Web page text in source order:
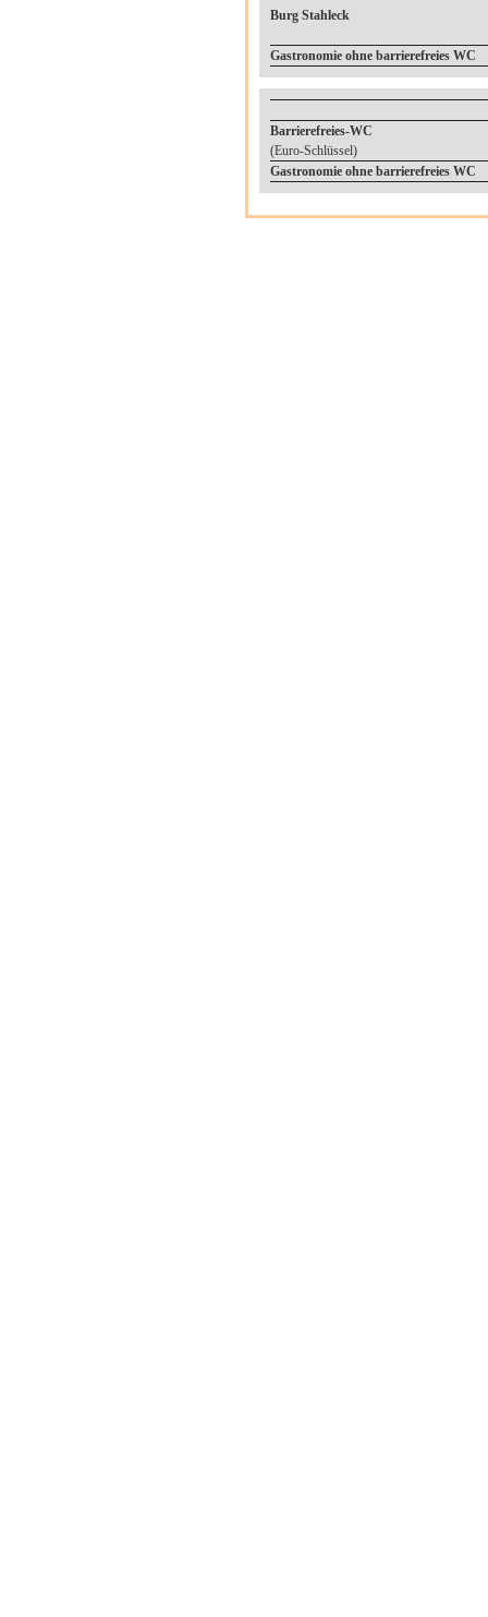
Burg Stahleck
Gastronomie ohne barrierefreies WC
Barrierefreies-WC
(Euro-Schlüssel)
Gastronomie ohne barrierefreies WC